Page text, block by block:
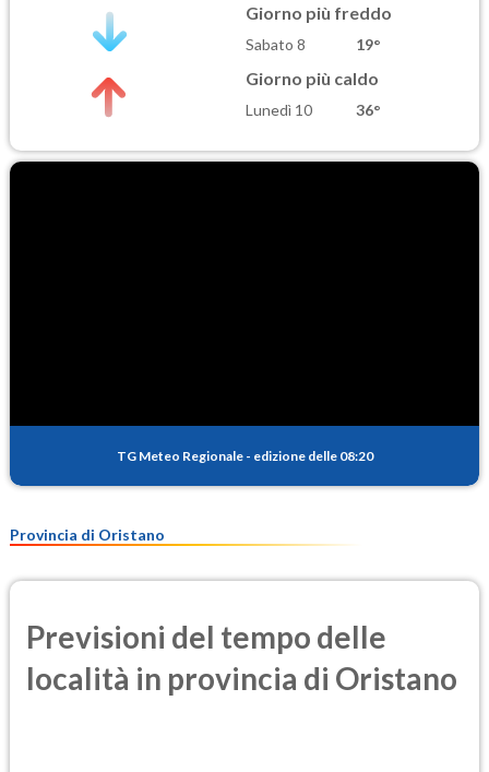
Giorno più freddo
Sabato 8 19°
Giorno più caldo
Lunedì 10 36°
TG Meteo Regionale - edizione delle 08:20
Provincia di Oristano
Previsioni del tempo delle
località in provincia di Oristano